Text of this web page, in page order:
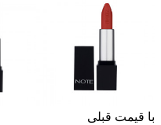
با قیمت قبلی